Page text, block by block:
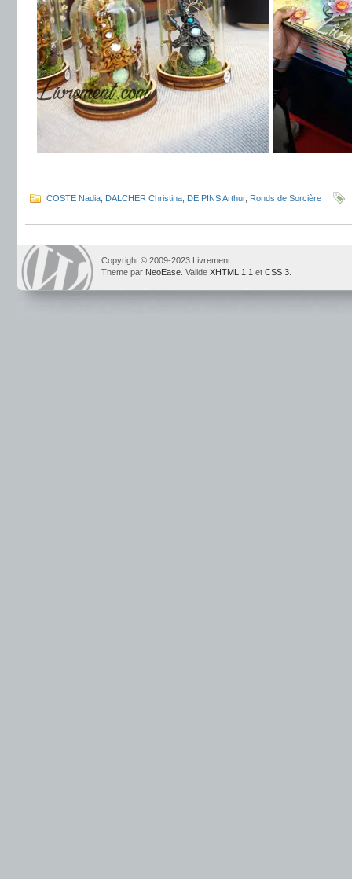
COSTE Nadia DALCHER Christina DE PINS Arthur, Ronds de Sorcière
Copyright © 2009-2023 Livrement
Theme par NeoEase . Valide XHTML 1.1 et CSS 3